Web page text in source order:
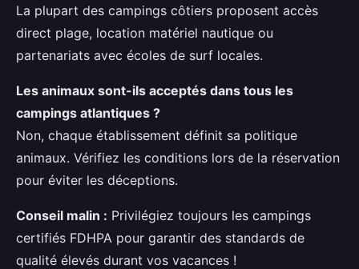
La plupart des campings côtiers proposent accès
direct plage, location matériel nautique ou
partenariats avec écoles de surf locales.
Les animaux sont-ils acceptés dans tous les
campings atlantiques ?
Non, chaque établissement définit sa politique
animaux. Vérifiez les conditions lors de la réservation
pour éviter les déceptions.
Conseil malin : Privilégiez toujours les campings
certifiés FDHPA pour garantir des standards de
qualité élevés durant vos vacances !